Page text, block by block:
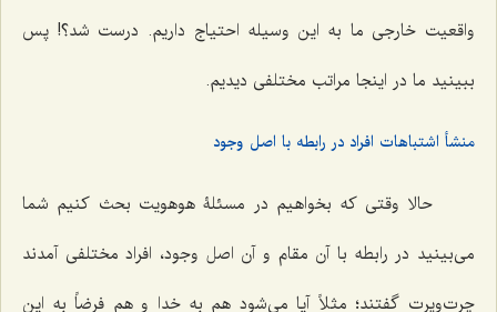
واقعیت خارجى ما به این وسیله احتیاج داریم. درست شد؟! پس
ببینید ما در اینجا مراتب مختلفى دیدیم.
منشأ اشتباهات افراد در رابطه با اصل وجود
حالا وقتى كه بخواهیم در مسئلۀ هوهویت بحث کنیم شما
مى‌بینید در رابطه با آن مقام و آن اصل وجود، افراد مختلفی آمدند
چرت‌وپرت گفتند؛ مثلاً آیا مى‌شود هم به خدا و هم فرضاً به این